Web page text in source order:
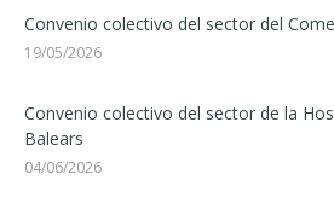
Convenio colectivo del sector del
19/05/2026
Convenio colectivo del sector de la
Balears
04/06/2026